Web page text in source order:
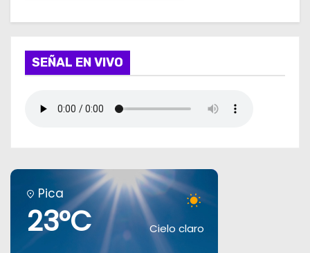
SEÑAL EN VIVO
Pica
23°C Cielo claro